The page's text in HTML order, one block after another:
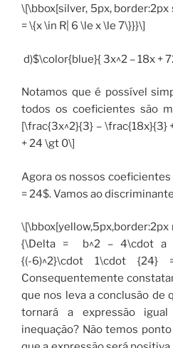
\[\bbox[silver, 5px,
= \{x \in R| 6 \le x \le 7\}}}\]
d)$\color{blue}{ 3x^2 – 18x +
Notamos que é possível
todos os coeficientes são
[\frac{3x^2}{3} – \frac{18x}{3}
+ 24 \gt 0\]
Agora os nossos coeficientes
= 24$. Vamos ao
{\Delta = b^2 – 4\cdot a
{(-6)^2}\cdot 1\cdot
Consequentemente
que nos leva a conclusão de
tornará a expressão
inequação? Não temos